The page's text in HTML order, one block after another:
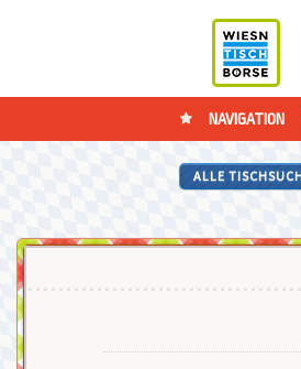
NAVIGATION
ALLE